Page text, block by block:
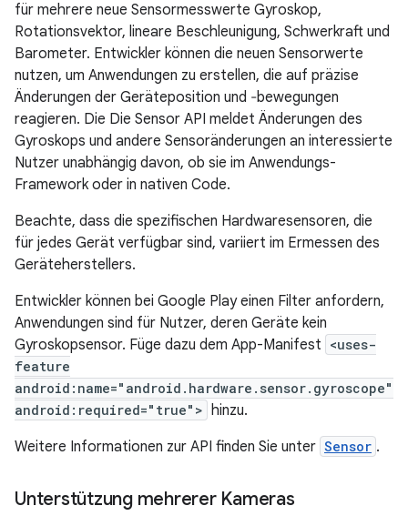
für mehrere neue Sensormesswerte Gyroskop,
Rotationsvektor, lineare Beschleunigung, Schwerkraft und
Barometer. Entwickler können die neuen Sensorwerte
nutzen, um Anwendungen zu erstellen, die auf präzise
Änderungen der Geräteposition und ‐bewegungen
reagieren. Die Die Sensor API meldet Änderungen des
Gyroskops und andere Sensoränderungen an interessierte
Nutzer unabhängig davon, ob sie im Anwendungs-
Framework oder in nativen Code.
Beachte, dass die spezifischen Hardwaresensoren, die
für jedes Gerät verfügbar sind, variiert im Ermessen des
Geräteherstellers.
Entwickler können bei Google Play einen Filter anfordern,
Anwendungen sind für Nutzer, deren Geräte kein
Gyroskopsensor. Füge dazu dem App-Manifest <uses-
feature
android:name="android.hardware.sensor.gyroscope"
android:required="true"> hinzu.
Weitere Informationen zur API finden Sie unter Sensor .
Unterstützung mehrerer Kameras